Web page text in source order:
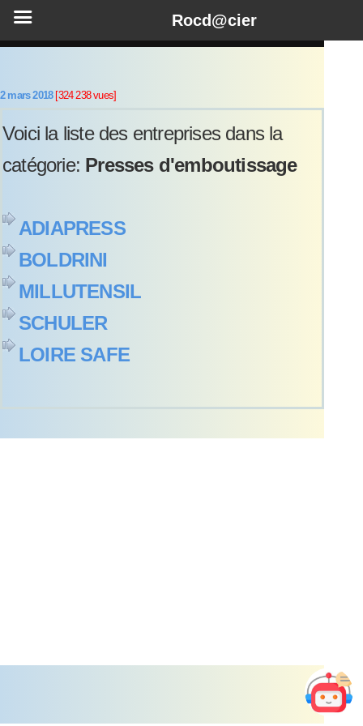
2 mars 2018[324 238 vues]
Voici la liste des entreprises dans la
catégorie: Presses d'emboutissage
ADIAPRESS
BOLDRINI
MILLUTENSIL
SCHULER
LOIRE SAFE
Rocd@cier